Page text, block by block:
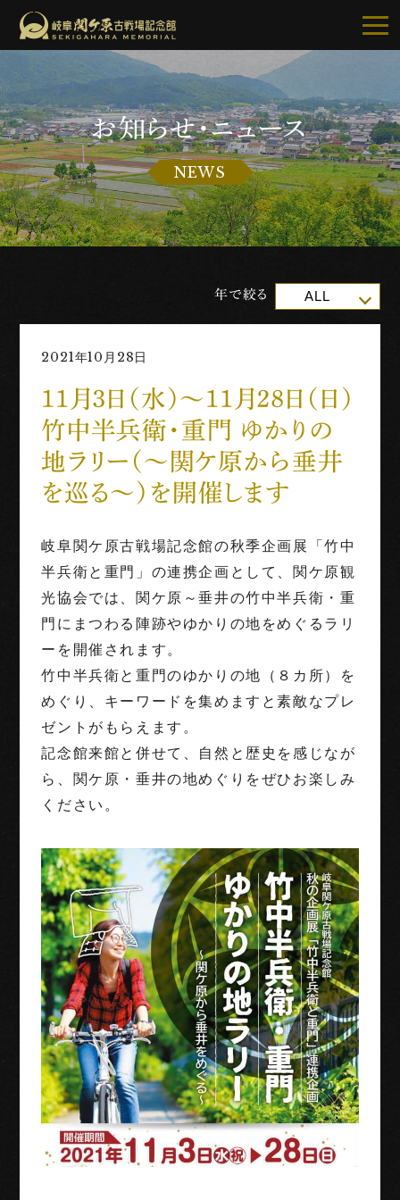
記念館について
ご利用案内
お知らせ
世界三大古戦場
1階映像展示予約
お知らせ・ニュース
NEWS
年で絞る ALL
2021年10月28日
１１月３日（水）～１１月２８日（日）
竹中半兵衛・重門 ゆかりの
地ラリー（～関ケ原から垂井
を巡る～）を開催します
岐阜関ケ原古戦場記念館の秋季企画展「竹中
半兵衛と重門」の連携企画として、関ケ原観
光協会では、関ケ原～垂井の竹中半兵衛・重
門にまつわる陣跡やゆかりの地をめぐるラリ
ーを開催されます。
竹中半兵衛と重門のゆかりの地（８カ所）を
めぐり、キーワードを集めますと素敵なプレ
ゼントがもらえます。
記念館来館と併せて、自然と歴史を感じなが
ら、関ケ原・垂井の地めぐりをぜひお楽しみ
ください。